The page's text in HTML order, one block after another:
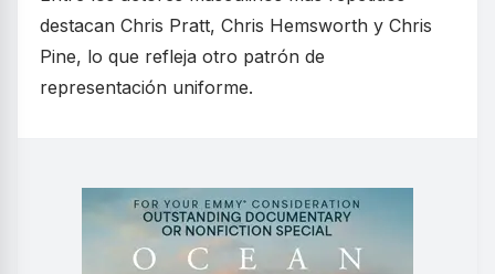
destacan Chris Pratt, Chris Hemsworth y Chris
Pine, lo que refleja otro patrón de
representación uniforme.